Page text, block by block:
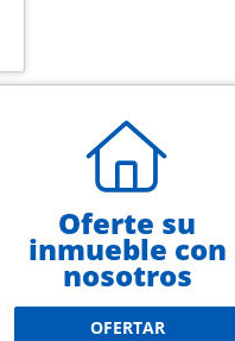
Oferte su
inmueble con
nosotros
OFERTAR